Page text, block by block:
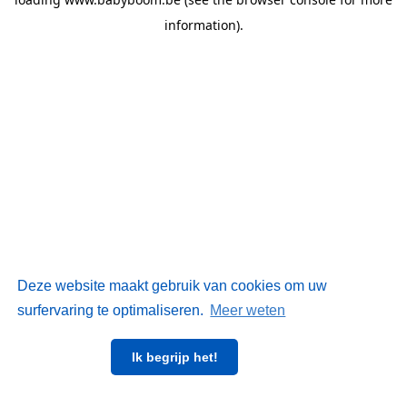
Deze website maakt gebruik van cookies om uw
surfervaring te optimaliseren. Meer weten
Ik begrijp het!
information).